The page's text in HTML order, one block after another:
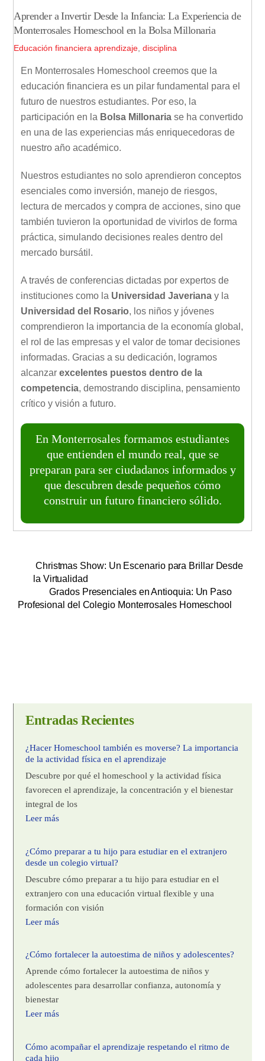
Aprender a Invertir Desde la Infancia: La Experiencia de
Monterrosales Homeschool en la Bolsa Millonaria
Educación financiera aprendizaje ,disciplina
En Monterrosales Homeschool creemos que la
educación financiera es un pilar fundamental para el
futuro de nuestros estudiantes. Por eso, la
participación en la Bolsa Millonaria se ha convertido
en una de las experiencias más enriquecedoras de
nuestro año académico.
Nuestros estudiantes no solo aprendieron conceptos
esenciales como inversión, manejo de riesgos,
lectura de mercados y compra de acciones, sino que
también tuvieron la oportunidad de vivirlos de forma
práctica, simulando decisiones reales dentro del
mercado bursátil.
A través de conferencias dictadas por expertos de
instituciones como la Universidad Javeriana y la
Universidad del Rosario, los niños y jóvenes
comprendieron la importancia de la economía global,
el rol de las empresas y el valor de tomar decisiones
informadas. Gracias a su dedicación, logramos
alcanzarexcelentes puestos dentro de la
competencia, demostrando disciplina, pensamiento
crítico y visión a futuro.
En Monterrosales formamos estudiantes
que entienden el mundo real, que se
preparan para ser ciudadanos informados y
que descubren desde pequeños cómo
construir un futuro financiero sólido.
Christmas Show: Un Escenario para Brillar Desde
la Virtualidad
Grados Presenciales en Antioquia: Un Paso
Profesional del Colegio Monterrosales Homeschool
Entradas Recientes
¿Hacer Homeschool también es moverse? La importancia
de la actividad física en el aprendizaje
Descubre por qué el homeschool y la actividad física
favorecen el aprendizaje, la concentración y el bienestar
integral de los
Leer más
¿Cómo preparar a tu hijo para estudiar en el extranjero
desde un colegio virtual?
Descubre cómo preparar a tu hijo para estudiar en el
extranjero con una educación virtual flexible y una
formación con visión
Leer más
¿Cómo fortalecer la autoestima de niños y adolescentes?
Aprende cómo fortalecer la autoestima de niños y
adolescentes para desarrollar confianza, autonomía y
bienestar
Leer más
Cómo acompañar el aprendizaje respetando el ritmo de
cada hijo